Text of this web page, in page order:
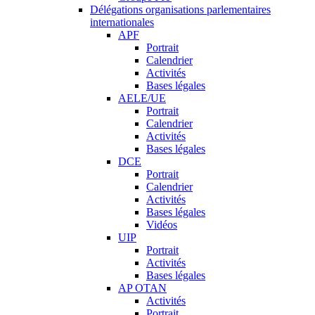
Délégations organisations parlementaires
internationales
APF
Portrait
Calendrier
Activités
Bases légales
AELE/UE
Portrait
Calendrier
Activités
Bases légales
DCE
Portrait
Calendrier
Activités
Bases légales
Vidéos
UIP
Portrait
Activités
Bases légales
AP OTAN
Activités